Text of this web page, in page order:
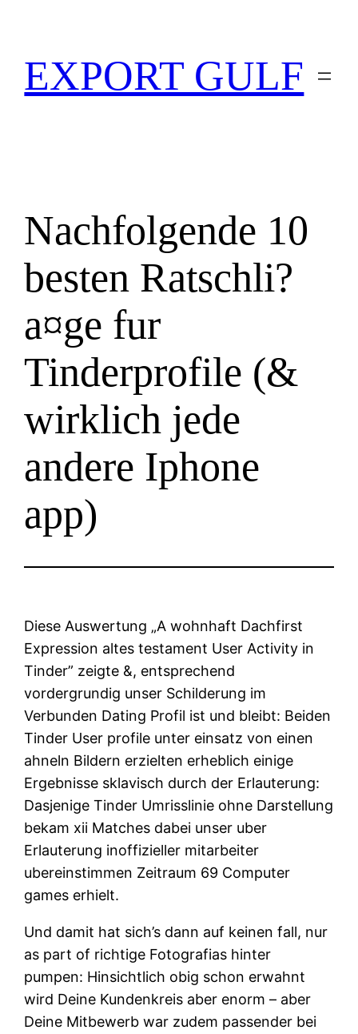
EXPORT GULF
Nachfolgende 10
besten Ratschli?
a¤ge fur
Tinderprofile (&
wirklich jede
andere Iphone
app)
Diese Auswertung „A wohnhaft Dachfirst
Expression altes testament User Activity in
Tinder” zeigte &, entsprechend
vordergrundig unser Schilderung im
Verbunden Dating Profil ist und bleibt: Beiden
Tinder User profile unter einsatz von einen
ahneln Bildern erzielten erheblich einige
Ergebnisse sklavisch durch der Erlauterung:
Dasjenige Tinder Umrisslinie ohne Darstellung
bekam xii Matches dabei unser uber
Erlauterung inoffizieller mitarbeiter
ubereinstimmen Zeitraum 69 Computer
games erhielt.
Und damit hat sich’s dann auf keinen fall, nur
as part of richtige Fotografi­as hinter
pumpen: Hinsichtlich obig schon erwahnt
wird Deine Kundenkreis aber enorm – aber
Deine Mitbewerb war zudem passender bei